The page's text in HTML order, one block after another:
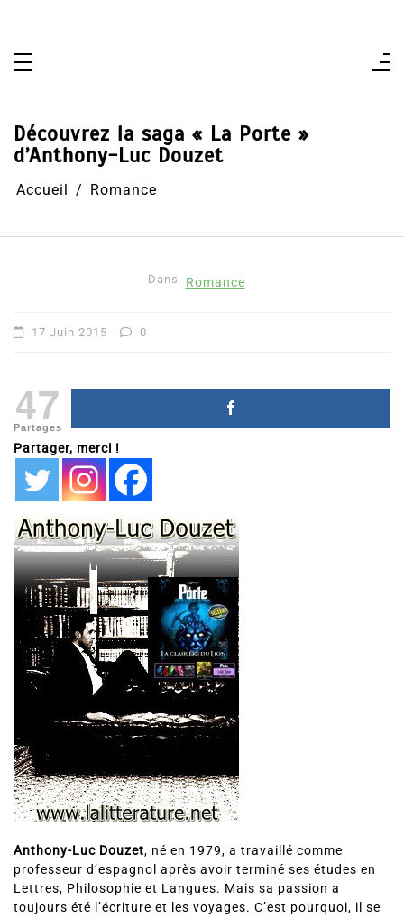
Découvrez la saga « La Porte »
d’Anthony-Luc Douzet
Accueil Romance
Dans Romance
17 Juin 2015 0
47
Partages
Partager, merci !
Anthony-Luc Douzet, né en 1979, a travaillé comme
professeur d’espagnol après avoir terminé ses études en
Lettres, Philosophie et Langues. Mais sa passion a
toujours été l’écriture et les voyages. C’est pourquoi, il se